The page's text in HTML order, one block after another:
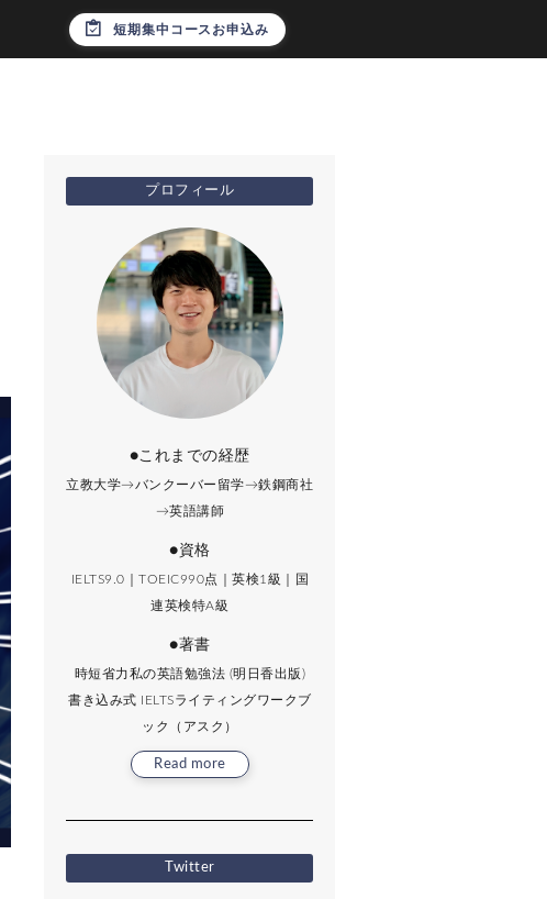
短期集中コースお申込み
プロフィール
●これまでの経歴
立教大学→バンクーバー留学→鉄鋼商社
→英語講師
●資格
IELTS9.0｜TOEIC990点｜英検1級｜国
連英検特A級
●著書
時短省力私の英語勉強法 (明日香出版)
書き込み式 IELTSライティングワークブ
ック（アスク）
Read more
Twitter